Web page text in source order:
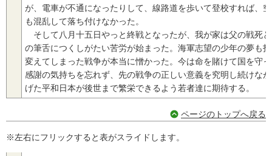
が、電車が不通になったりして、線路道を歩いて登校すれば、
も混乱して落ち付けなかった。
そして八月十五日やっと終戦となったが、我が家は父の戦死
の筆舌につくしがたい苦労が始まった。海軍志望の少年の夢も
変えてしまった戦争が本当に憎かった。今は命を賭けて国を守
感謝の気持ちを忘れず、先の戦争の正しい意義を究明し続けな
げた平和日本が後世まで繁栄できるよう若者達に期待する。
ページのトップへ戻る
※左右にフリックすると表がスライドします。